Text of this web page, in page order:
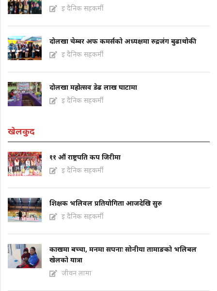
इ दैनिक सहकर्मी
दोलखा चेम्बर अफ कमर्सको अध्यक्षमा रुद्रजंग बुढाथोकी
इ दैनिक सहकर्मी
दोलखा महोत्सव डेढ लाख घाटामा
इ दैनिक सहकर्मी
खेलकुद
११ औं राष्ट्रपति कप जिरीमा
इ दैनिक सहकर्मी
शिक्षक भलिवल प्रतियोगिता आजदेखि सुरु
इ दैनिक सहकर्मी
काखमा बच्चा, मनमा सपनाः सोनीया तामाङको भलिबल
खेलको यात्रा
जीवन लामा